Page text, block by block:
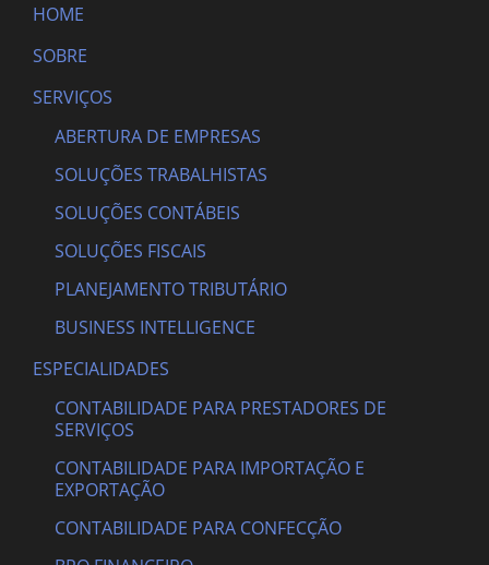
HOME
SOBRE
SERVIÇOS
ABERTURA DE EMPRESAS
SOLUÇÕES TRABALHISTAS
SOLUÇÕES CONTÁBEIS
SOLUÇÕES FISCAIS
PLANEJAMENTO TRIBUTÁRIO
BUSINESS INTELLIGENCE
ESPECIALIDADES
CONTABILIDADE PARA PRESTADORES DE
SERVIÇOS
CONTABILIDADE PARA IMPORTAÇÃO E
EXPORTAÇÃO
CONTABILIDADE PARA CONFECÇÃO